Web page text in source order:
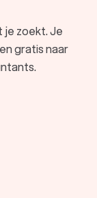
in het
optimaliseren
in
je zoekt. Je
gratis naar